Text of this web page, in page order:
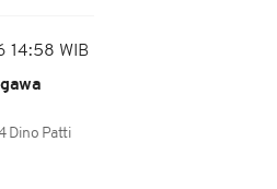
14:58 WIB
Dino Patti